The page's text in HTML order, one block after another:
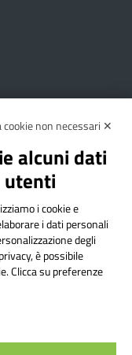
Privacy Policy
Legali
(TO) | P.E.O.:
Meccanografico:
| Codice
cookie non necessari ✕
alcuni dati
utenti
i cookie e
i dati personali
degli
è possibile
Clicca su preferenze